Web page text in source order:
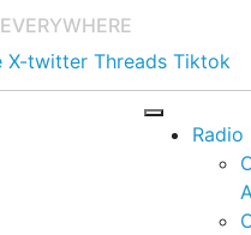
X-twitter Threads Tiktok
Radio